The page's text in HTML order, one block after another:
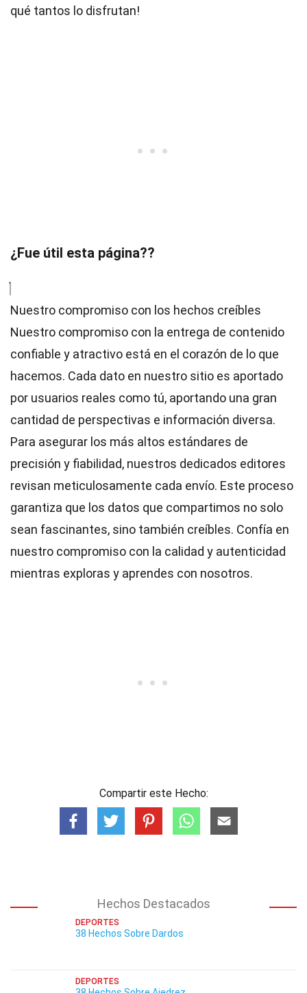
qué tantos lo disfrutan!
¿Fue útil esta página??
Nuestro compromiso con los hechos creíbles
Nuestro compromiso con la entrega de contenido
confiable y atractivo está en el corazón de lo que
hacemos. Cada dato en nuestro sitio es aportado
por usuarios reales como tú, aportando una gran
cantidad de perspectivas e información diversa.
Para asegurar los más altos estándares de
precisión y fiabilidad, nuestros dedicados editores
revisan meticulosamente cada envío. Este proceso
garantiza que los datos que compartimos no solo
sean fascinantes, sino también creíbles. Confía en
nuestro compromiso con la calidad y autenticidad
mientras exploras y aprendes con nosotros.
Compartir este Hecho:
Hechos Destacados
DEPORTES
38 Hechos Sobre Dardos
DEPORTES